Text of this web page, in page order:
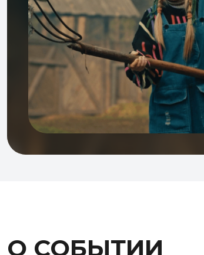
О СОБЫТИИ